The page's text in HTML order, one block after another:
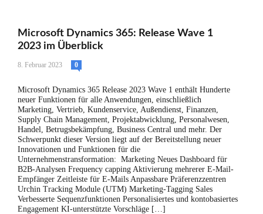
Microsoft Dynamics 365: Release Wave 1
2023 im Überblick
8. Februar 2023 0
Microsoft Dynamics 365 Release 2023 Wave 1 enthält Hunderte
neuer Funktionen für alle Anwendungen, einschließlich
Marketing, Vertrieb, Kundenservice, Außendienst, Finanzen,
Supply Chain Management, Projektabwicklung, Personalwesen,
Handel, Betrugsbekämpfung, Business Central und mehr. Der
Schwerpunkt dieser Version liegt auf der Bereitstellung neuer
Innovationen und Funktionen für die
Unternehmenstransformation: Marketing Neues Dashboard für
B2B-Analysen Frequency capping Aktivierung mehrerer E-Mail-
Empfänger Zeitleiste für E-Mails Anpassbare Präferenzzentren
Urchin Tracking Module (UTM) Marketing-Tagging Sales
Verbesserte Sequenzfunktionen Personalisiertes und kontobasiertes
Engagement KI-unterstützte Vorschläge […]